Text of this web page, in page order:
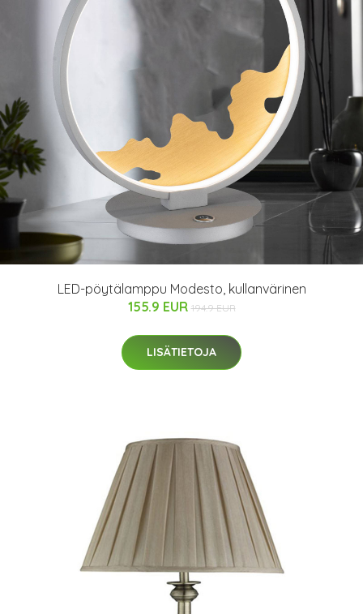
LED-pöytälamppu Modesto, kullanvärinen
155.9 EUR 194.9 EUR
LISÄTIETOJA